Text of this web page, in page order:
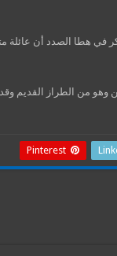
في هطا الصدد أن عائلة
المصري أكد أن المبنى المنهار متكون من طابق أرضي و5 آخرين وهو من
Pinterest